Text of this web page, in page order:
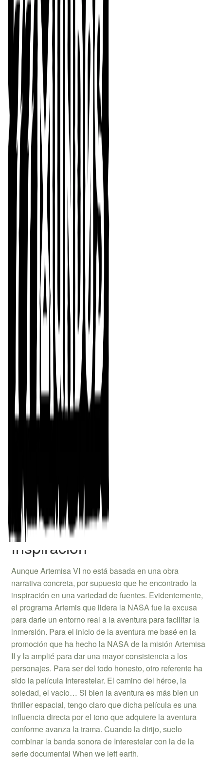
Lapreventa
de nuestros dos últimos títulos sigue su
curso, y hoy nos vamos a fijar en una de las dos
aventuras: Artemisa VI. Y la mejor forma de hacerlo, es
contando con las palabras de su autor: Ernesto Orellana
o como muchas personas le conoceréis: Emod.
En la plataforma de
despegue
La nave se dirige a la plataforma de lanzamiento, falta
poco para el despegue de esta nueva misión que os
llevará a ti y a tu mesa a la Luna. Pensé que sería fácil
contarte de forma resumida cómo hemos conseguido
llevar Artemisa VI hasta tu mesa de juego, pero no es
tan fácil. Aún así voy a intentarlo.
Artemisa VI no surge de ninguna película, novela o
serie. Nace a partir de una variedad de artículos y
programas de divulgación científica, de ideas alocadas y
de muchas historias, sobre todo de ciencia ficción.
Durante un tiempo solo eran retazos, conceptos
guardados en un cajón: campos de vacío, exploración
espacial, la inmensidad del espacio, la muerte, el
recuerdo… Todas estas nociones y la intención de que
posible: jugando otra aventura muy distinta, pero con un
giro argumental similar que hizo que las piezas de
Artemisa VI encajaran en mi cabeza.
Inspiración
Aunque Artemisa VI no está basada en una obra
narrativa concreta, por supuesto que he encontrado la
inspiración en una variedad de fuentes. Evidentemente,
el programa Artemis que lidera la NASA fue la excusa
para darle un entorno real a la aventura para facilitar la
inmersión. Para el inicio de la aventura me basé en la
promoción que ha hecho la NASA de la misión Artemisa
II y la amplié para dar una mayor consistencia a los
personajes. Para ser del todo honesto, otro referente ha
sido la película Interestelar. El camino del héroe, la
soledad, el vacío… Si bien la aventura es más bien un
thriller espacial, tengo claro que dicha película es una
influencia directa por el tono que adquiere la aventura
conforme avanza la trama. Cuando la dirijo, suelo
combinar la banda sonora de Interestelar con la de la
serie documental When we left earth.